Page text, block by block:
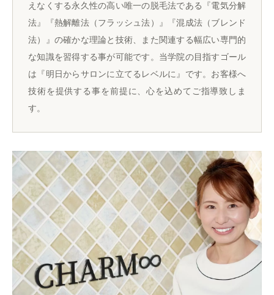
えなくする永久性の高い唯一の脱毛法である『電気分解
法』『熱解離法（フラッシュ法）』『混成法（ブレンド
法）』の確かな理論と技術、また関連する幅広い専門的
な知識を習得する事が可能です。当学院の目指すゴール
は『明日からサロンに立てるレベルに』です。お客様へ
技術を提供する事を前提に、心を込めてご指導致しま
す。